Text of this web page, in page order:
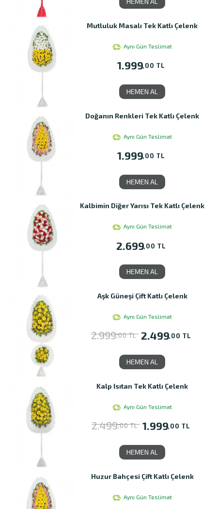
Mutluluk Masalı Tek Katlı Çelenk
Aynı Gün Teslimat
1.999,00 TL
HEMEN AL
Doğanın Renkleri Tek Katlı Çelenk
Aynı Gün Teslimat
1.999,00 TL
HEMEN AL
Kalbimin Diğer Yarısı Tek Katlı Çelenk
Aynı Gün Teslimat
2.699,00 TL
HEMEN AL
Aşk Güneşi Çift Katlı Çelenk
Aynı Gün Teslimat
2.999,00 TL 2.499,00 TL
HEMEN AL
Kalp Isıtan Tek Katlı Çelenk
Aynı Gün Teslimat
2.499,00 TL 1.999,00 TL
HEMEN AL
Huzur Bahçesi Çift Katlı Çelenk
Aynı Gün Teslimat